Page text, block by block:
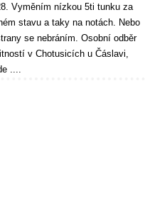
Vyměním nízkou 5ti tunku za
stavu a taky na notách. Nebo
se nebráním. Osobní odběr
v Chotusicích u Čáslavi,
....